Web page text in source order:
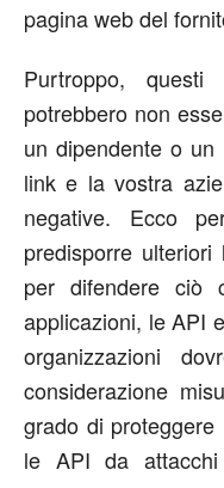
pagina web del
Purtroppo, questi
potrebbero non
un dipendente o
link e la vostra
negative. Ecco
predisporre
per difendere
applicazioni, le API
organizzazioni
considerazione
grado di
le API da attacchi